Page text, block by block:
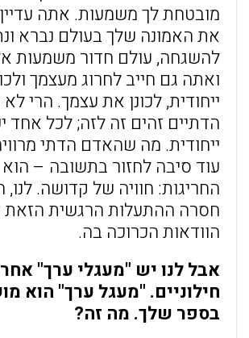
מובטחת לך משמעות. אתה עדיין
את האמונה שלך בעולם נברא
להשגחה, עולם חדור משמעות
ואתה גם חייב לחרוג מעצמך
ייחודית, לכונן את עצמך. הרי
הדתיים זהים זה לזה; לכל אחד
ייחודית. מה שהאדם הדתי
עוד סיבה לחזור בתשובה –
החריגות: חוויה של קדושה. לנו,
חסרה ההתעלות הרגשית הזאת
הוודאות הכרוכה בה.
אבל לנו יש "מעגלי ערך"
חילוניים. "מעגל ערך" הוא
בספר שלך. מה זה?